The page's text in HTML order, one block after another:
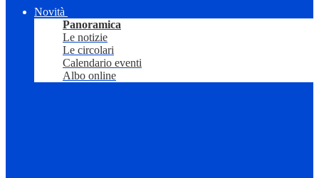
Novità
Panoramica
Le notizie
Le circolari
Calendario eventi
Albo online